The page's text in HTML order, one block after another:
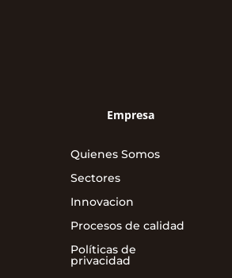
Empresa
Quienes Somos
Sectores
Innovacion
Procesos de calidad
Políticas de
privacidad